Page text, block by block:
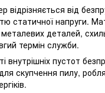
відрізняється від
статичної напруги.
деталей,
термін служби.
внутрішніх пустот
скупчення пилу,